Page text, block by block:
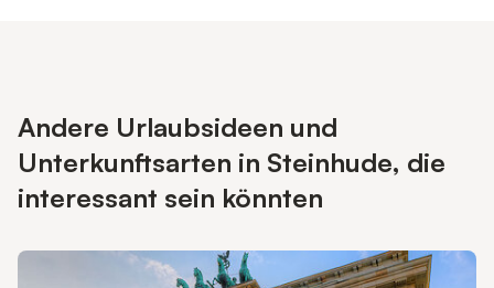
Andere Urlaubsideen und
Unterkunftsarten in Steinhude, die
interessant sein könnten